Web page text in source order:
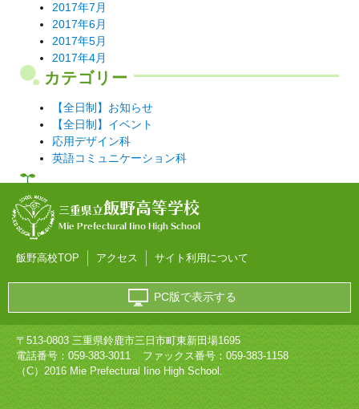
2017年7月
2017年6月
2017年5月
2017年4月
カテゴリー
【全日制】お知らせ
【全日制】イベント
応用デザイン科
英語コミュニケーション科
三重県立飯野高等学校
Mie Prefectural Iino High School
飯野高校TOP アクセス サイト利用について
PC版で表示する
〒513-0803 三重県鈴鹿市三日市町東新田場1695
電話番号： 059-383-3011
ファックス番号：059-383-1158
（C）2016 Mie Prefectural Iino High School.